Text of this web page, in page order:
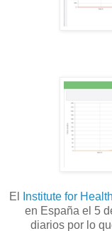
El Institute for
en España el 5
diarios por lo